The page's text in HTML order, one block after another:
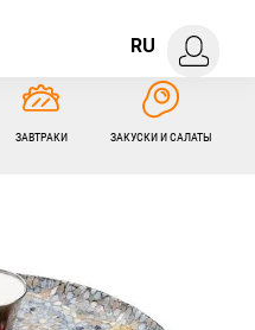
RU
ЗАВТРАКИ ЗАКУСКИ И САЛАТЫ